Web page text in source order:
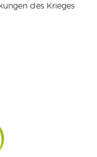
des Krieges